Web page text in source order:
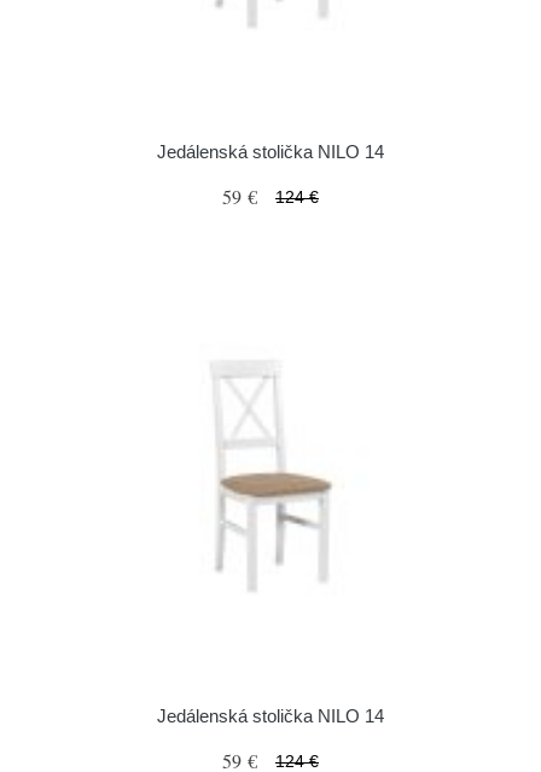
Jedálenská stolička NILO 14
59 € 124 €
Jedálenská stolička NILO 14
59 € 124 €